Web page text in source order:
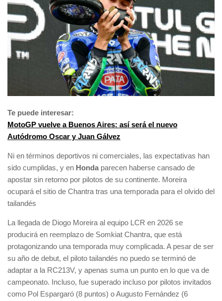
Te puede interesar:
MotoGP vuelve a Buenos Aires: así será el nuevo
Autódromo Oscar y Juan Gálvez
Ni en términos deportivos ni comerciales, las expectativas han
sido cumplidas, y en Honda parecen haberse cansado de
apostar sin retorno por pilotos de su continente. Moreira
ocupará el sitio de Chantra tras una temporada para el olvido del
tailandés
La llegada de Diogo Moreira al equipo LCR en 2026 se
producirá en reemplazo de Somkiat Chantra, que está
protagonizando una temporada muy complicada. A pesar de ser
su año de debut, el piloto tailandés no puedo se terminó de
adaptar a la RC213V, y apenas suma un punto en lo que va de
campeonato. Incluso, fue superado incluso por pilotos invitados
como Pol Espargaró (8 puntos) o Augusto Fernández (6